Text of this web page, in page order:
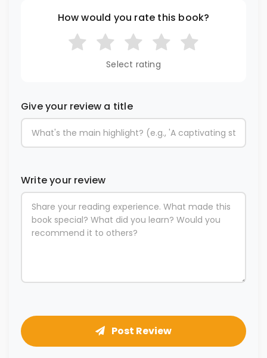
How would you rate this book?
Select rating
Give your review a title
Write your review
Post Review